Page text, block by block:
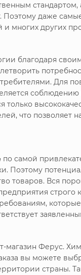
даже
многих других
благодаря
Для
только
что позволяет
по самой
Поэтому
товаров. Вся
строго
Ферус.
вы можете
страны.